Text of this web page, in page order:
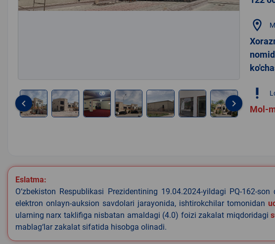
keyboard_arrow_left keyboard_arrow_right
location_on
priority_high
Mol-
Eslatma:
O‘zbekiston Respublikasi Prezidentining 19.04.2024-yildagi PQ-162-
elektron onlayn-auksion savdolari jarayonida, ishtirokchilar tomonidan
ularning narx taklifiga nisbatan amaldagi (4.0) foizi zakalat miqdoridagi
mablag‘lar zakalat sifatida hisobga olinadi.